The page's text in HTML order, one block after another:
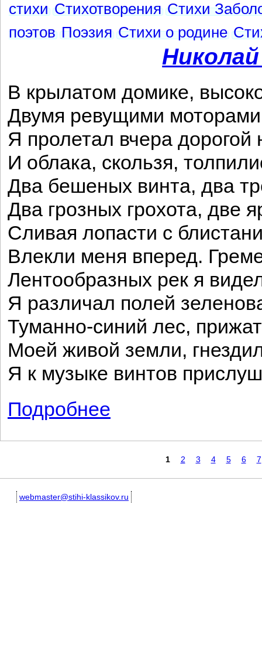
стихи Стихотворения Стихи
поэтов Поэзия Стихи о родине
В крылатом домике,
Двумя ревущими
Я пролетал вчера дорогой
И облака, скользя,
Два бешеных винта, два
Два грозных грохота, две
Сливая лопасти с
Влекли меня вперед.
Лентообразных рек я
Я различал полей
Туманно-синий лес,
Моей живой земли,
Я к музыке винтов
Подробнее
1 2 3 4 5 6 7
webmaster@stihi-klassikov.ru